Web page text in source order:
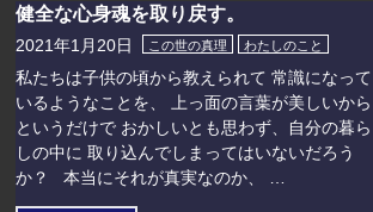
健全な心身魂を取り戻す。
2021年1月20日 この世の真理 わたしのこと
私たちは子供の頃から教えられて 常識になって
いるようなことを、 上っ面の言葉が美しいから
というだけで おかしいとも思わず、自分の暮ら
しの中に 取り込んでしまってはいないだろう
か？ 本当にそれが真実なのか、 …